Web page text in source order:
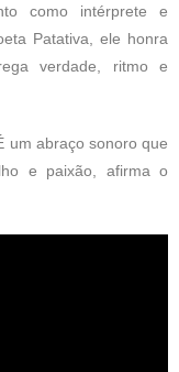
como intérprete e
Patativa, ele honra
verdade, ritmo e
um abraço sonoro que
e paixão, afirma o